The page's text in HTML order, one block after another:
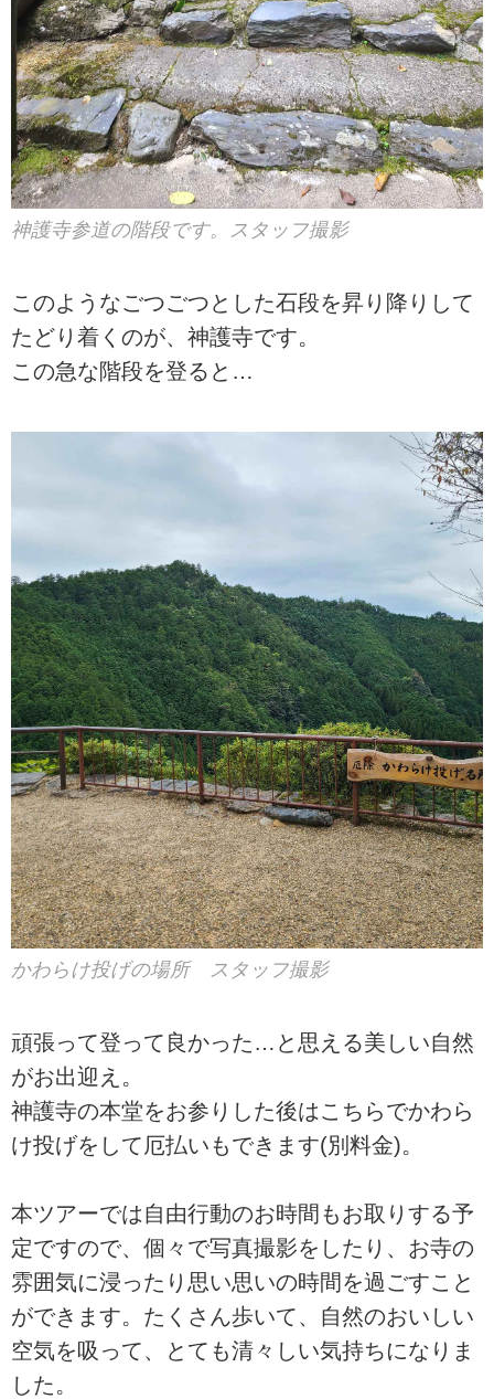
神護寺参道の階段です。スタッフ撮影
このようなごつごつとした石段を昇り降りして
たどり着くのが、神護寺です。
この急な階段を登ると…
かわらけ投げの場所 スタッフ撮影
頑張って登って良かった…と思える美しい自然
がお出迎え。
神護寺の本堂をお参りした後はこちらでかわら
け投げをして厄払いもできます(別料金)。
本ツアーでは自由行動のお時間もお取りする予
定ですので、個々で写真撮影をしたり、お寺の
雰囲気に浸ったり思い思いの時間を過ごすこと
ができます。たくさん歩いて、自然のおいしい
空気を吸って、とても清々しい気持ちになりま
した。